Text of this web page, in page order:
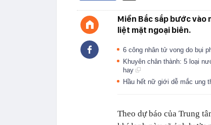
Miền Bắc sắp bước vào
liệt mặt ngoại biên.
6 công nhân tử vong do bụi
Khuyên chân thành: 5 loại
hay
Hầu hết nữ giới dễ mắc ung
Theo dự báo của Trung